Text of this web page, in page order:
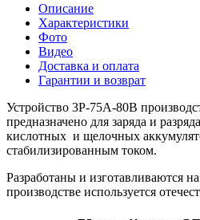
Описание
Характеристики
Фото
Видео
Доставка и оплата
Гарантии и возврат
Устройство 3P-75А-80В
предназначено для заряда и
кислотных и щелочных
стабилизированным током.
Разработаны и изготавливаются
производстве используется